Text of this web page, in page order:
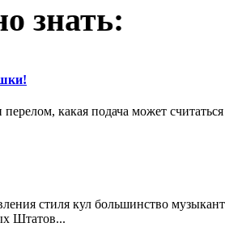
знать:
какая подача может
стиля кул большинство
Штатов...